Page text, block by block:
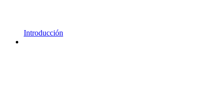
Introducción